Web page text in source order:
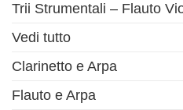
Trii Strumentali – Flauto
Vedi tutto
Clarinetto e Arpa
Flauto e Arpa